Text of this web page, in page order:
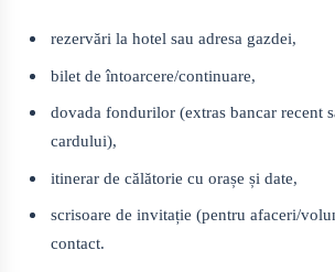
rezervări la hotel sau adresa gazdei,
bilet de întoarcere/continuare,
dovada fondurilor (extras bancar recent
cardului),
itinerar de călătorie cu orașe și date,
scrisoare de invitație (pentru afaceri/
contact.